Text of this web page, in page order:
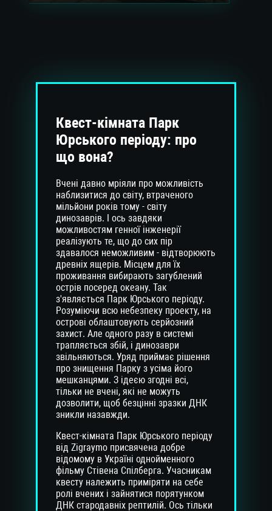
Квест-кімната Парк
Юрського періоду: про
що вона?
Вчені давно мріяли про можливість
наблизитися до світу, втраченого
мільйони років тому - світу
динозаврів. І ось завдяки
можливостям генної інженерії
реалізують те, що до сих пір
здавалося неможливим - відтворюють
древніх ящерів. Місцем для їх
проживання вибирають загублений
острів посеред океану. Так
з'являється Парк Юрського періоду.
Розуміючи всю небезпеку проекту, на
острові облаштовують серйозний
захист. Але одного разу в системі
трапляється збій, і динозаври
звільняються. Уряд приймає рішення
про знищення Парку з усіма його
мешканцями. З ідеєю згодні всі,
тільки не вчені, які не можуть
дозволити, щоб безцінні зразки ДНК
зникли назавжди.
Квест-кімната Парк Юрського періоду
від Zigraymo присвячена добре
відомому в Україні однойменного
фільму Стівена Спілберга. Учасникам
квесту належить приміряти на себе
ролі вчених і зайнятися порятунком
ДНК стародавніх рептилій. Ось тільки